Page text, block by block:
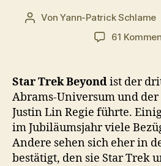
Beitragsautor
VonYann-Patrick Schlame
61
Star Trek Beyondist der
Abrams-Universum und der
Justin Lin Regie führte.
im Jubiläumsjahr viele
Andere sehen sich eher in
bestätigt, den sie Star Trek